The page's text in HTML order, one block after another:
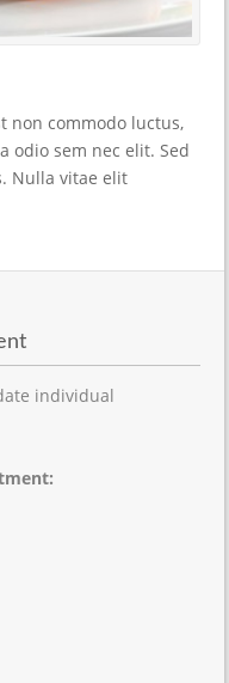
non commodo luctus,
odio sem nec elit. Sed
Nulla vitae elit
individual